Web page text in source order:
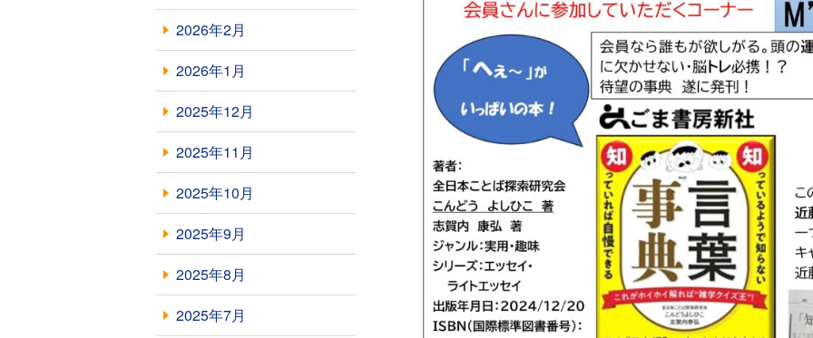
2026年2月
2026年1月
2025年12月
2025年11月
2025年10月
2025年9月
2025年8月
2025年7月